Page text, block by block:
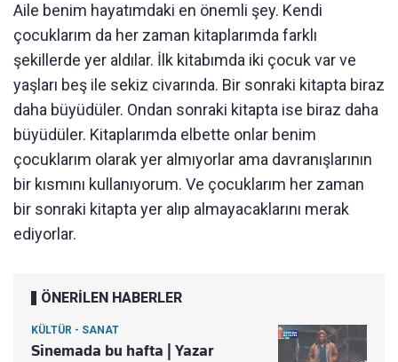
Aile benim hayatımdaki en önemli şey. Kendi
çocuklarım da her zaman kitaplarımda farklı
şekillerde yer aldılar. İlk kitabımda iki çocuk var ve
yaşları beş ile sekiz civarında. Bir sonraki kitapta biraz
daha büyüdüler. Ondan sonraki kitapta ise biraz daha
büyüdüler. Kitaplarımda elbette onlar benim
çocuklarım olarak yer almıyorlar ama davranışlarının
bir kısmını kullanıyorum. Ve çocuklarım her zaman
bir sonraki kitapta yer alıp almayacaklarını merak
ediyorlar.
ÖNERİLEN HABERLER
KÜLTÜR - SANAT
Sinemada bu hafta | Yazar